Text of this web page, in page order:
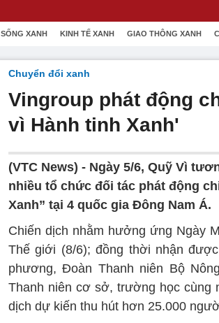
SỐNG XANH KINH TẾ XANH GIAO THÔNG XANH
Chuyển đổi xanh
Vingroup phát động
vì Hành tinh Xanh'
(VTC News) - Ngày 5/6, Quỹ Vì
nhiều tổ chức đối tác phát động
Xanh” tại 4 quốc gia Đông Nam Á.
Chiến dịch nhằm hưởng ứng Ngày
Thế giới (8/6); đồng thời nhận
phương, Đoàn Thanh niên Bộ
Thanh niên cơ sở, trường học cùng
dịch dự kiến thu hút hơn 25.000